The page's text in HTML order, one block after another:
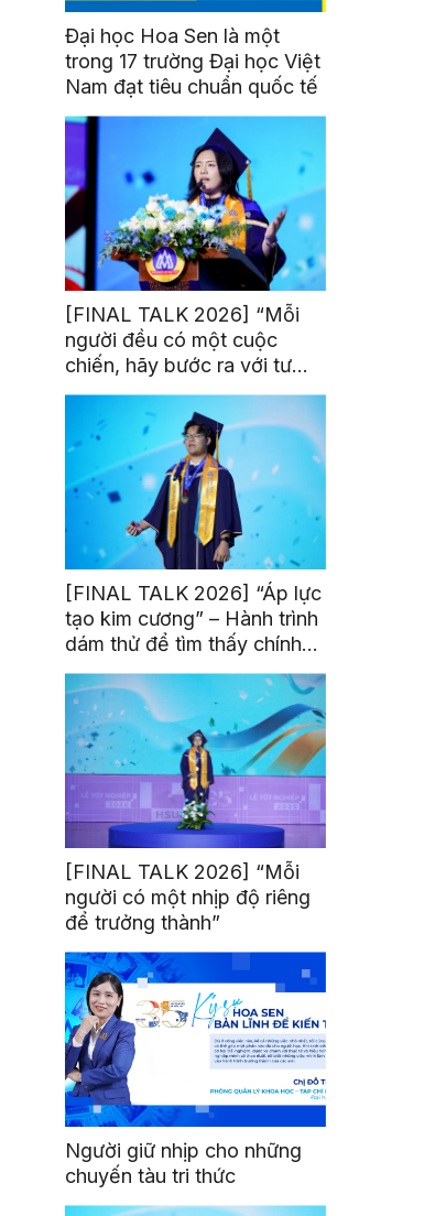
Đại học Hoa Sen là một
trong 17 trường Đại học Việt
Nam đạt tiêu chuẩn quốc tế
[FINAL TALK 2026] “Mỗi
người đều có một cuộc
chiến, hãy bước ra với tư
thế của người chiến thắng”
[FINAL TALK 2026] “Áp lực
tạo kim cương” – Hành trình
dám thử để tìm thấy chính
mình
[FINAL TALK 2026] “Mỗi
người có một nhịp độ riêng
để trưởng thành”
Người giữ nhịp cho những
chuyến tàu tri thức